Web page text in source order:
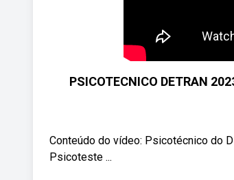
PSICOTECNICO DETRAN
Conteúdo do vídeo: Psicotécnico do
Psicoteste ...